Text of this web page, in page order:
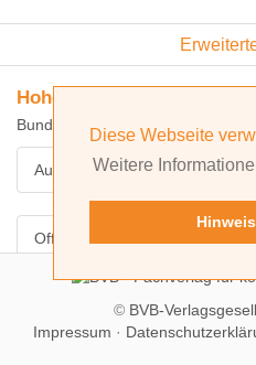
Diese Webseite
Weitere
Hohenlohekreis, Landkreis
Bundesland: Baden-Württemberg
Ausbildungsatlas
Offizielle Homepage
© BVB-
Impressum ·